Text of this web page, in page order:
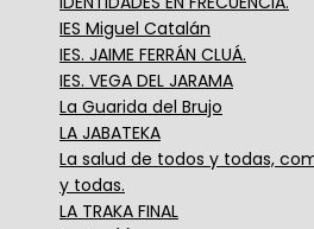
IES Miguel Catalán
IES. JAIME FERRÁN CLUÁ.
IES. VEGA DEL JARAMA
La Guarida del Brujo
LA JABATEKA
La salud de todos y todas,
y todas.
LA TRAKA FINAL